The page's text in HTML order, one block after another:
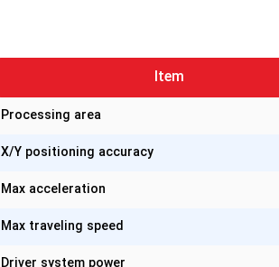
Item
Processing area
X/Y positioning accuracy
Max acceleration
Max traveling speed